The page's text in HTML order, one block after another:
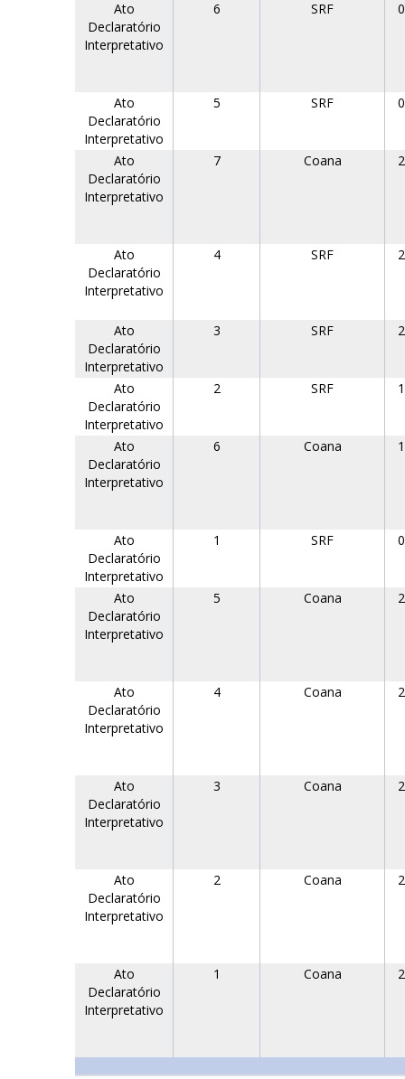
Ato
Declaratório
Interpretativo
6 SRF
Ato
Declaratório
Interpretativo
5 SRF
Ato
Declaratório
Interpretativo
7 Coana
Ato
Declaratório
Interpretativo
4 SRF
Ato
Declaratório
Interpretativo
3 SRF
Ato
Declaratório
Interpretativo
2 SRF
Ato
Declaratório
Interpretativo
6 Coana
Ato
Declaratório
Interpretativo
1 SRF
Ato
Declaratório
Interpretativo
5 Coana
Ato
Declaratório
Interpretativo
4 Coana
Ato
Declaratório
Interpretativo
3 Coana
Ato
Declaratório
Interpretativo
2 Coana
Ato
Declaratório
Interpretativo
1 Coana